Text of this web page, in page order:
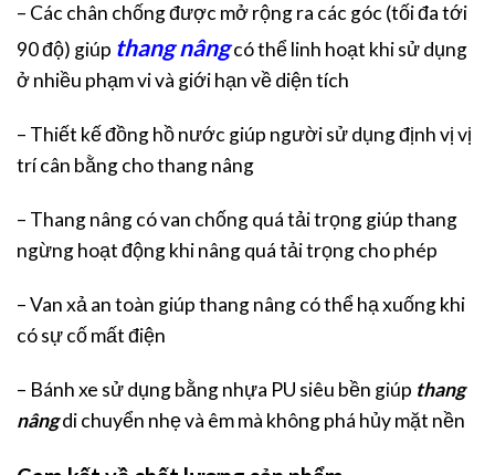
– Các chân chống được mở rộng ra các góc (tối đa tới
90 độ) giúp thang nângcó thể linh hoạt khi sử dụng
ở nhiều phạm vi và giới hạn về diện tích
– Thiết kế đồng hồ nước giúp người sử dụng định vị vị
trí cân bằng cho thang nâng
– Thang nâng có van chống quá tải trọng giúp thang
ngừng hoạt động khi nâng quá tải trọng cho phép
– Van xả an toàn giúp thang nâng có thể hạ xuống khi
có sự cố mất điện
– Bánh xe sử dụng bằng nhựa PU siêu bền giúp thang
nângdi chuyển nhẹ và êm mà không phá hủy mặt nền